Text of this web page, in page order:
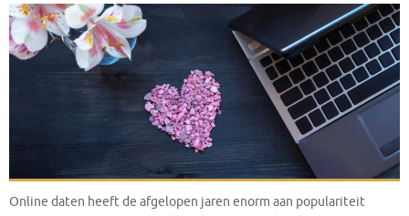
Online daten heeft de afgelopen jaren enorm aan populariteit